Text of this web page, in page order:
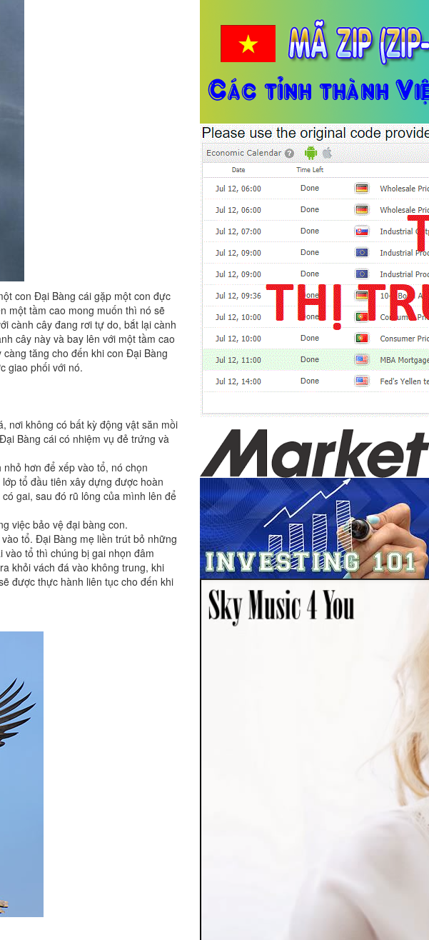
con Đại Bàng cái gặp một con đực
một tầm cao mong muốn thì nó sẽ
cành cây đang rơi tự do, bắt lại cành
cây này và bay lên với một tầm cao
tăng cho đến khi con Đại Bàng
giao phối với nó.
nơi không có bất kỳ động vật săn mồi
Bàng cái có nhiệm vụ đẻ trứng và
hơn để xếp vào tổ, nó chọn
tổ đầu tiên xây dựng được hoàn
gai, sau đó rũ lông của mình lên để
việc bảo vệ đại bàng con.
tổ. Đại Bàng mẹ liền trút bỏ những
tổ thì chúng bị gai nhọn đâm
khỏi vách đá vào không trung, khi
được thực hành liên tục cho đến khi